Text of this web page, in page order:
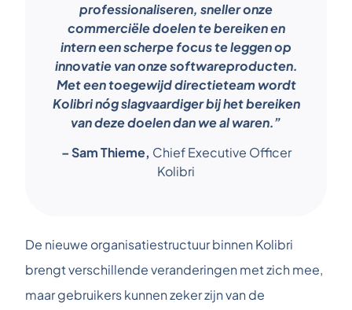
professionaliseren, sneller onze
commerciële doelen te bereiken en
intern een scherpe focus te leggen op
innovatie van onze softwareproducten.
Met een toegewijd directieteam wordt
Kolibri nóg slagvaardiger bij het bereiken
van deze doelen dan we al waren.”
– Sam Thieme, Chief Executive Officer
Kolibri
De nieuwe organisatiestructuur binnen Kolibri
brengt verschillende veranderingen met zich mee,
maar gebruikers kunnen zeker zijn van de